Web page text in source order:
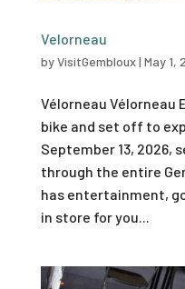
Velorneau
byVisitGembloux| May 1,
Vélorneau Vélorneau
bike and set off to
September 13, 2026,
through the entire
has entertainment,
in store for you...